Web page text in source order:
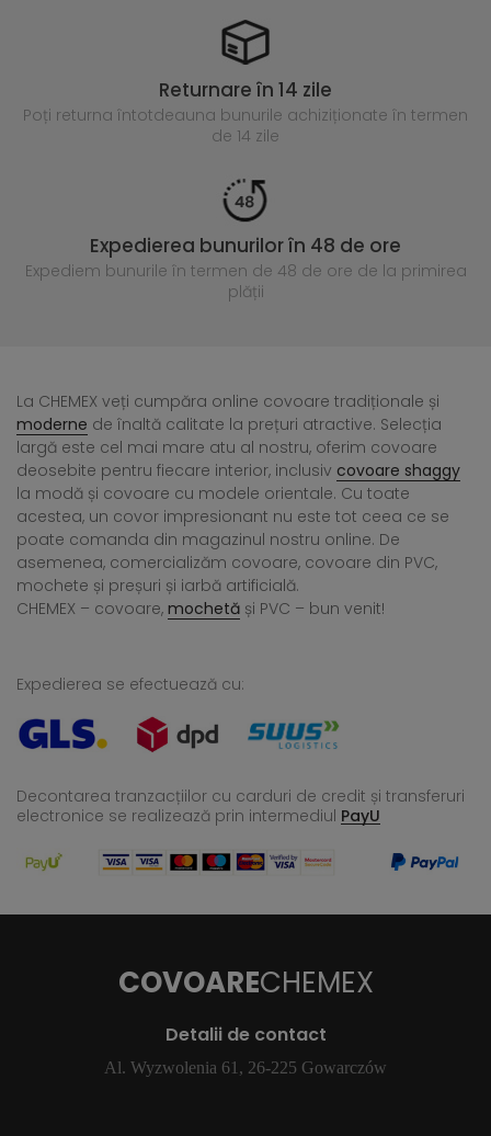
Returnare în 14 zile
Poți returna întotdeauna bunurile achiziționate în termen
de 14 zile
Expedierea bunurilor în 48 de ore
Expediem bunurile în termen de 48 de ore de la primirea
plății
La CHEMEX veți cumpăra online covoare tradiționale și
moderne de înaltă calitate la prețuri atractive. Selecția
largă este cel mai mare atu al nostru, oferim covoare
deosebite pentru fiecare interior, inclusiv covoare shaggy
la modă și covoare cu modele orientale. Cu toate
acestea, un covor impresionant nu este tot ceea ce se
poate comanda din magazinul nostru online. De
asemenea, comercializăm covoare, covoare din PVC,
mochete și preșuri și iarbă artificială.
CHEMEX – covoare, mochetă și PVC – bun venit!
Expedierea se efectuează cu:
Decontarea tranzacțiilor cu carduri de credit și transferuri
electronice se realizează prin intermediul PayU
COVOARECHEMEX
Detalii de contact
Al. Wyzwolenia 61, 26-225 Gowarczów